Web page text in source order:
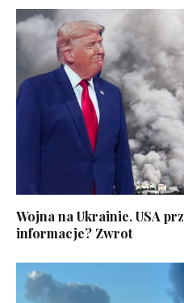
Wojna na Ukrainie. USA
informacje? Zwrot